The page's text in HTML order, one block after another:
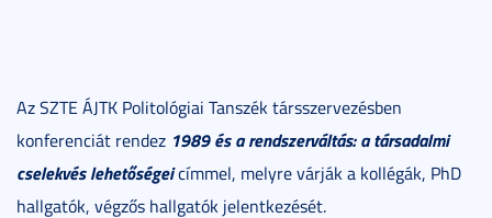
Az SZTE ÁJTK Politológiai Tanszék társszervezésben
konferenciát rendez 1989 és a rendszerváltás: a társadalmi
cselekvés lehetőségeicímmel, melyre várják a kollégák, PhD
hallgatók, végzős hallgatók jelentkezését.